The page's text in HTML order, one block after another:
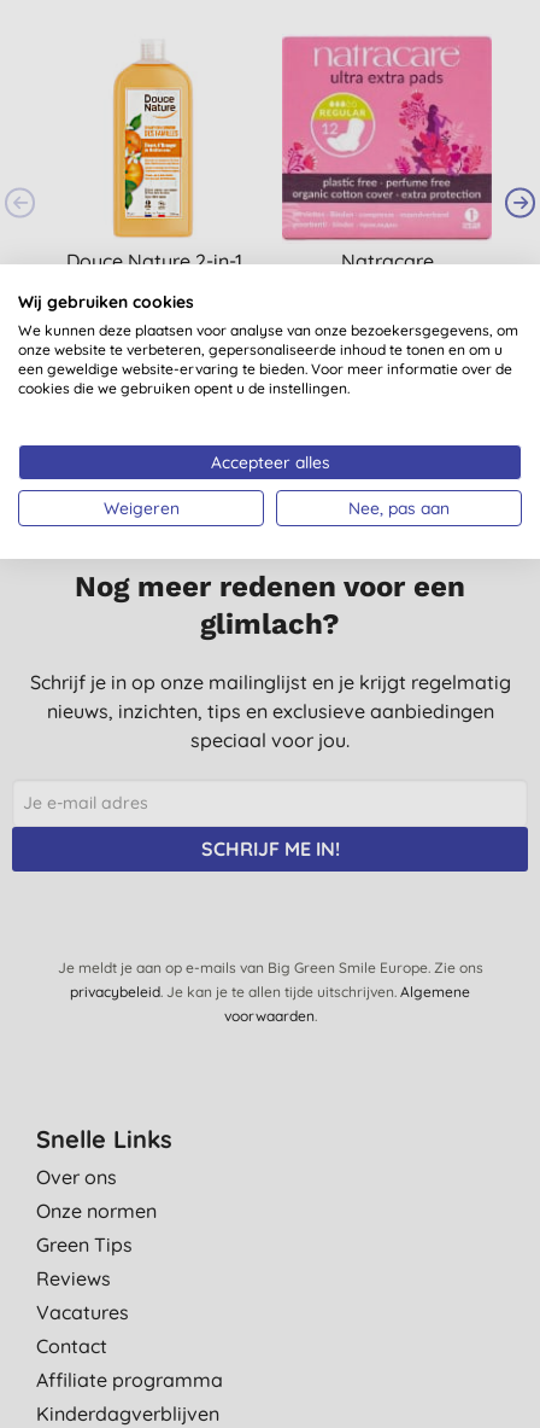
Douce Nature 2-in-1
Douchegel Familie 1L
€ 16,74 KOPEN
Natracare
€ 3,70 KOPEN
Nog meer redenen voor een
glimlach?
Schrijf je in op onze mailinglijst en je krijgt regelmatig
nieuws, inzichten, tips en exclusieve aanbiedingen
speciaal voor jou.
SCHRIJF ME IN!
Je meldt je aan op e-mails van Big Green Smile Europe. Zie ons
privacybeleid. Je kan je te allen tijde uitschrijven. Algemene
voorwaarden.
Snelle Links
Over ons
Onze normen
Green Tips
Reviews
Vacatures
Contact
Affiliate programma
Kinderdagverblijven
Wij gebruiken cookies
We kunnen deze plaatsen voor analyse van onze bezoekersgegevens, om
onze website te verbeteren, gepersonaliseerde inhoud te tonen en om u
een geweldige website-ervaring te bieden. Voor meer informatie over de
cookies die we gebruiken opent u de instellingen.
Accepteer alles
Weigeren Nee, pas aan